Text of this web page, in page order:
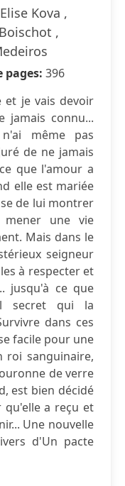
Elise Kova ,
,
pages: 396
et je vais devoir
jamais connu...
même pas
de ne jamais
que l'amour a
elle est mariée
de lui montrer
une vie
Mais dans le
seigneur
à respecter et
jusqu'à ce que
secret qui la
dans ces
facile pour une
roi sanguinaire,
de verre
est bien décidé
qu'elle a reçu et
Une nouvelle
d'Un pacte